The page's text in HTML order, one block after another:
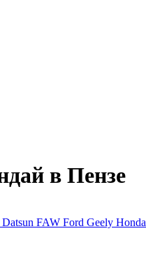
в Пензе
Datsun FAW Ford Geely Honda